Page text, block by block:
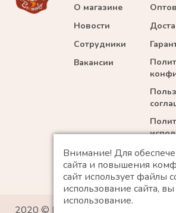
О магазине
Новости
Сотрудники
Вакансии
2020 © Все права защищены. ИП
Внимание! Для
сайта и повышения
сайт использует файлы
использование сайта,
использование.